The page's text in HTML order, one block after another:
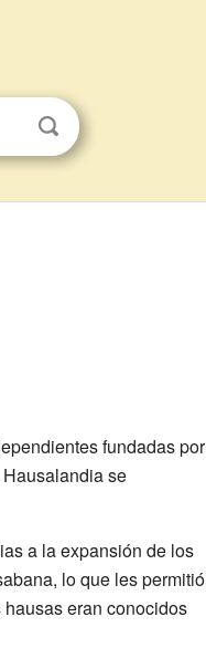
fundadas por
se
a la expansión de los
lo que les permitió
eran conocidos